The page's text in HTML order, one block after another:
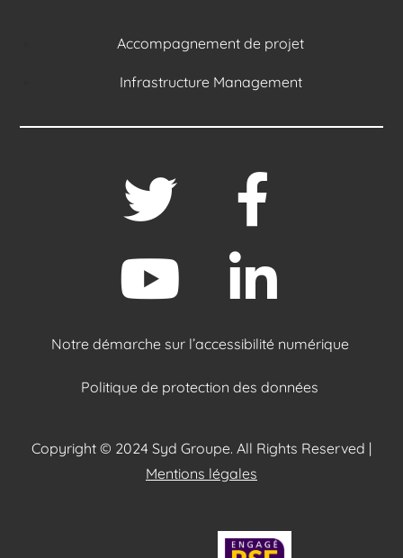
Accompagnement de projet
Infrastructure Management
Notre démarche sur l’accessibilité numérique
Politique de protection des données
Copyright © 2024 Syd Groupe. All Rights Reserved |
Mentions légales